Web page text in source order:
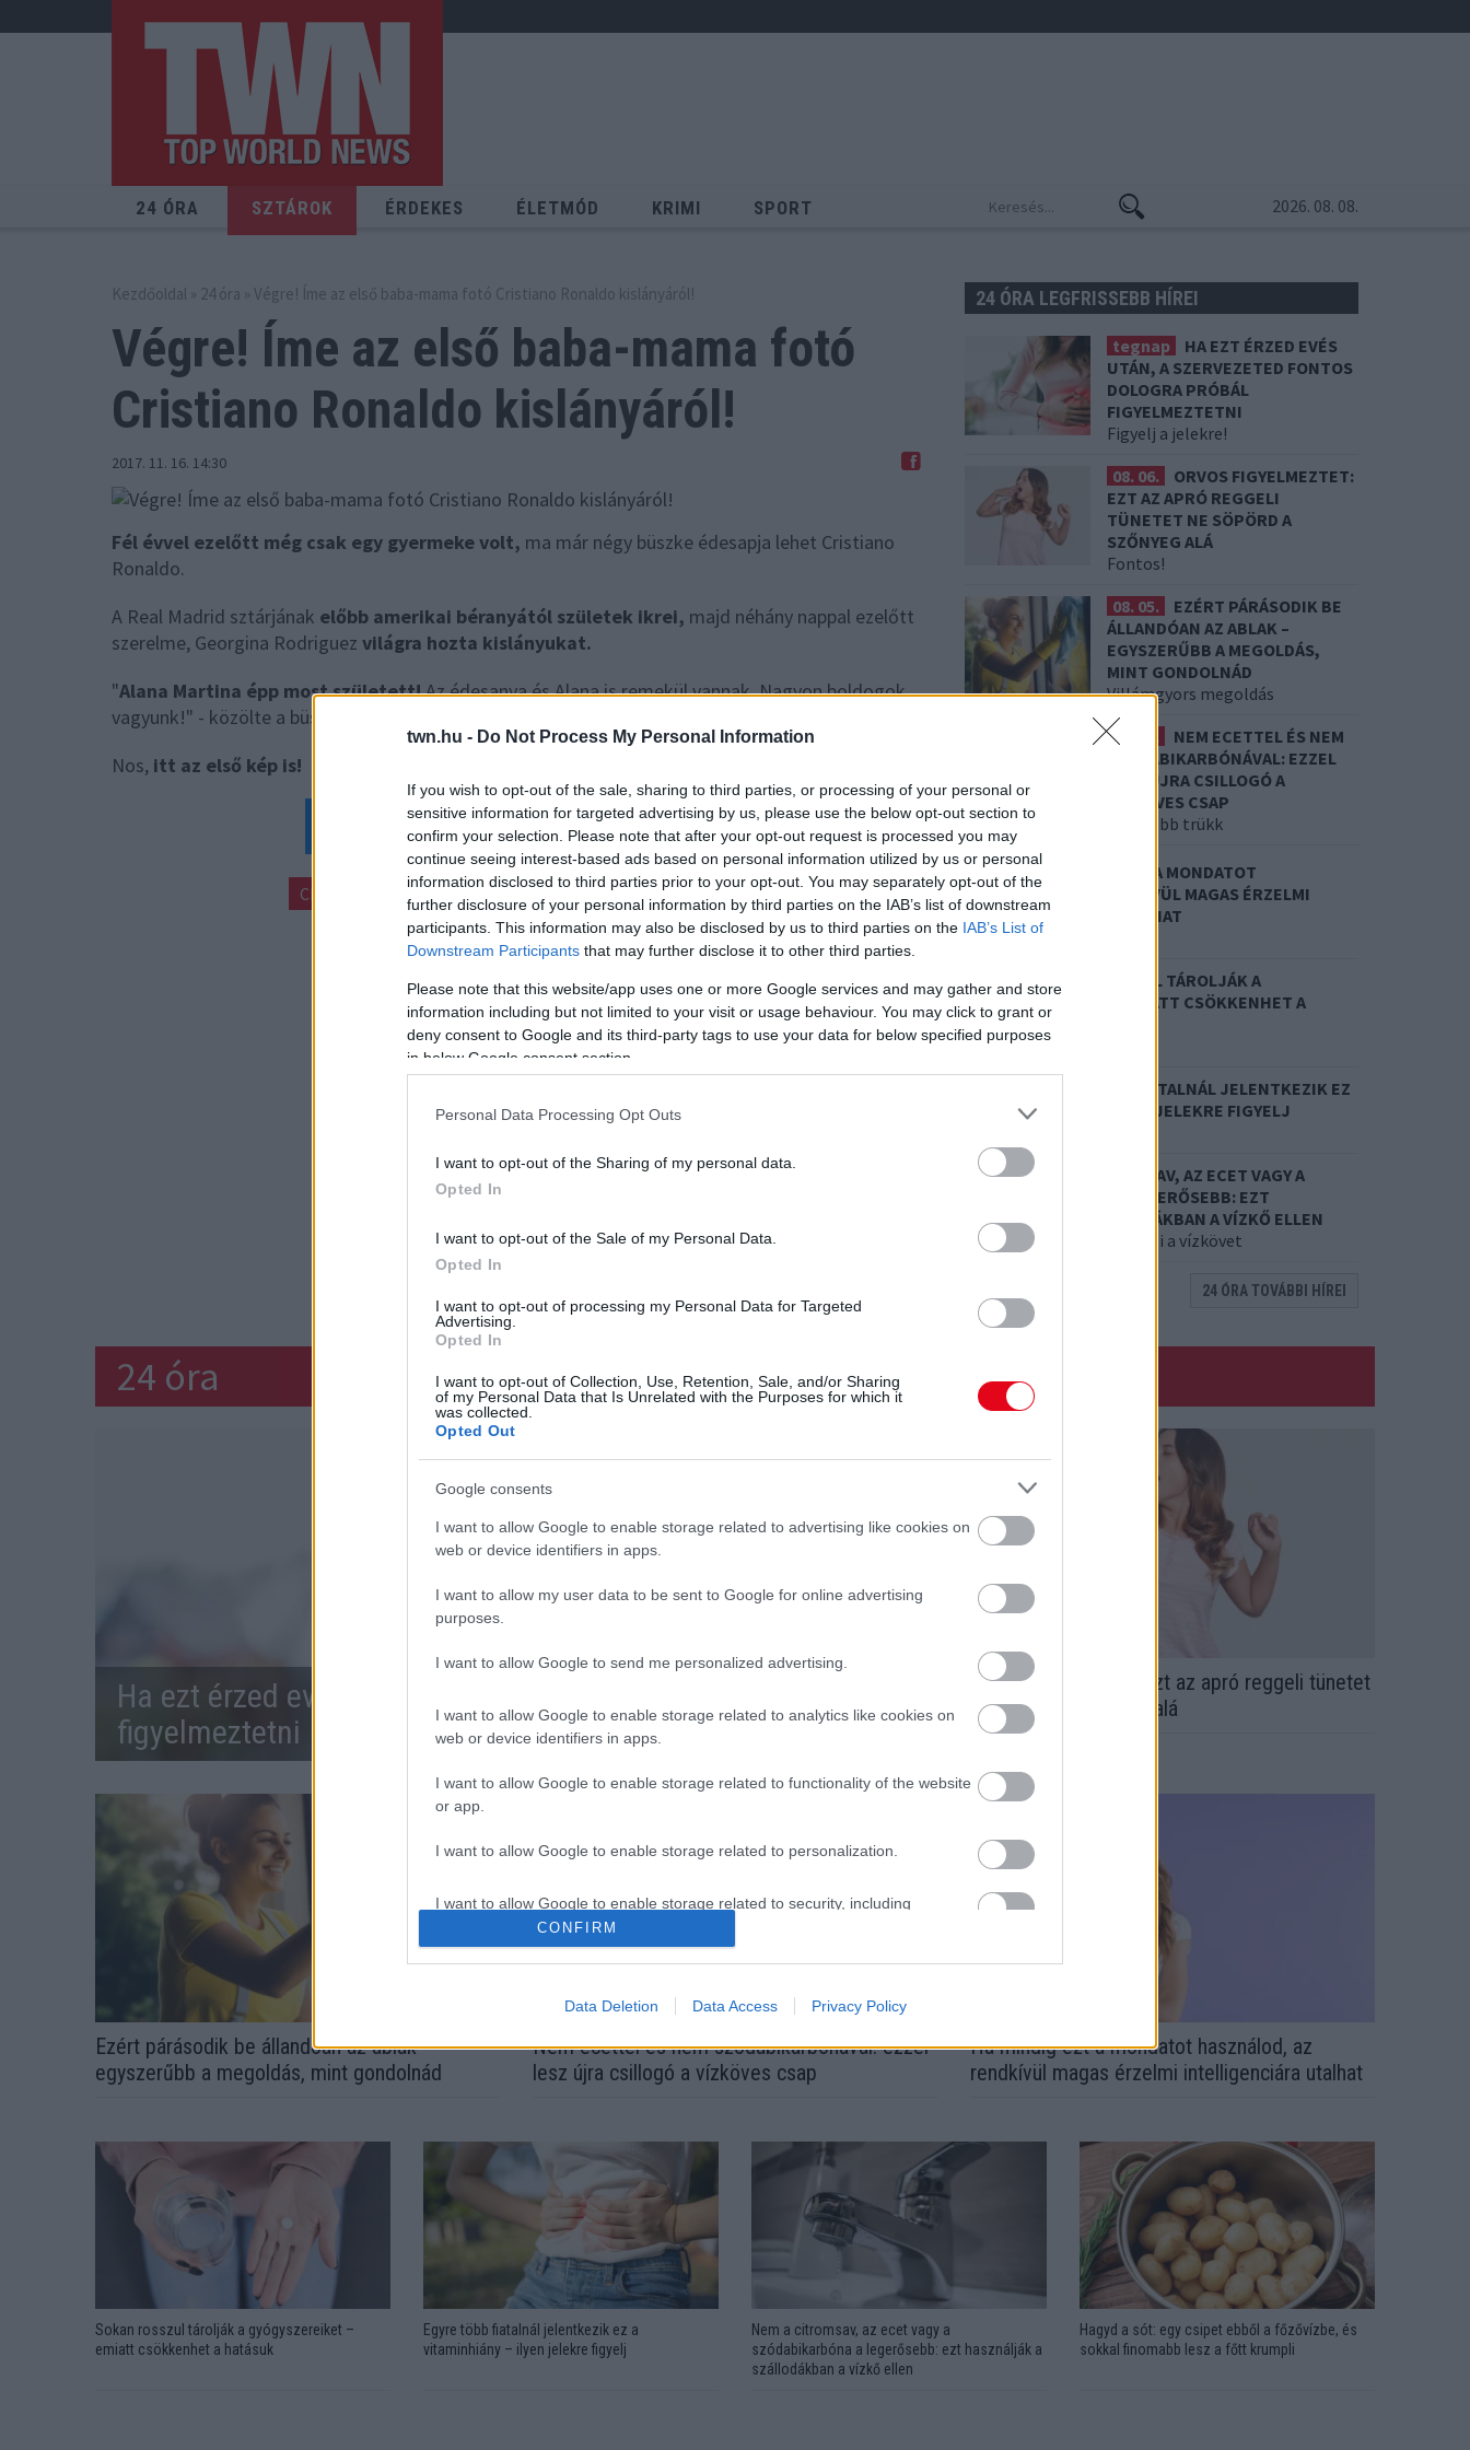
twn.hu - Do Not Process My Personal Information
If you wish to opt-out of the sale, sharing to third parties, or processing of your personal or
sensitive information for targeted advertising by us, please use the below opt-out section to
confirm your selection. Please note that after your opt-out request is processed you may
continue seeing interest-based ads based on personal information utilized by us or personal
information disclosed to third parties prior to your opt-out. You may separately opt-out of the
further disclosure of your personal information by third parties on the IAB’s list of downstream
participants. This information may also be disclosed by us to third parties on the IAB’s List of
Downstream Participants that may further disclose it to other third parties.
Please note that this website/app uses one or more Google services and may gather and store
information including but not limited to your visit or usage behaviour. You may click to grant or
deny consent to Google and its third-party tags to use your data for below specified purposes
in below Google consent section.
Personal Data Processing Opt Outs
I want to opt-out of the Sharing of my personal data.
Opted In
I want to opt-out of the Sale of my Personal Data.
Opted In
I want to opt-out of processing my Personal Data for Targeted
Advertising.
Opted In
I want to opt-out of Collection, Use, Retention, Sale, and/or Sharing
of my Personal Data that Is Unrelated with the Purposes for which it
was collected.
Opted Out
Google consents
I want to allow Google to enable storage related to advertising like cookies on
web or device identifiers in apps.
I want to allow my user data to be sent to Google for online advertising
purposes.
I want to allow Google to send me personalized advertising.
I want to allow Google to enable storage related to analytics like cookies on
web or device identifiers in apps.
I want to allow Google to enable storage related to functionality of the website
or app.
I want to allow Google to enable storage related to personalization.
I want to allow Google to enable storage related to security, including
authentication functionality and fraud prevention, and other user protection.
CONFIRM
Data Deletion Data Access Privacy Policy
24 ÓRA SZTÁROK ÉRDEKES ÉLETMÓD KRIMI SPORT 2026. 08. 08.
Kezdőoldal » 24 óra » Végre! Íme az első baba-mama fotó Cristiano Ronaldo kislányáról!
Végre! Íme az első baba-mama fotó
Cristiano Ronaldo kislányáról!
2017. 11. 16. 14:30
Fél évvel ezelőtt még csak egy gyermeke volt, ma már négy büszke édesapja lehet Cristiano
Ronaldo.
A Real Madrid sztárjának előbb amerikai béranyától születek ikrei, majd néhány nappal ezelőtt
szerelme, Georgina Rodriguez világra hozta kislányukat.
"Alana Martina épp most született!Az édesanya és Alana is remekül vannak. Nagyon boldogok
vagyunk!" - közölte a büszke apa a szülőszobáról.
Nos, itt az első kép is!
Kattints a cuki baba-mama fotóért!
CRISTIANO RONALDO BABA GEORGINA RODRIGUEZ
24 ÓRA LEGFRISSEBB HÍREI
tegnap
HA EZT ÉRZED EVÉS
UTÁN, A SZERVEZETED FONTOS
DOLOGRA PRÓBÁL
FIGYELMEZTETNI
Figyelj a jelekre!
08. 06.
ORVOS FIGYELMEZTET:
EZT AZ APRÓ REGGELI
TÜNETET NE SÖPÖRD A
SZŐNYEG ALÁ
Fontos!
08. 05.
EZÉRT PÁRÁSODIK BE
ÁLLANDÓAN AZ ABLAK –
EGYSZERŰBB A MEGOLDÁS,
MINT GONDOLNÁD
Villámgyors megoldás
08. 04.
NEM ECETTEL ÉS NEM
SZÓDABIKARBÓNÁVAL: EZZEL
LESZ ÚJRA CSILLOGÓ A
VÍZKÖVES CSAP
A legjobb trükk
08. 03.
HA MINDIG EZT A MONDATOT
HASZNÁLOD, AZ RENDKÍVÜL MAGAS ÉRZELMI
INTELLIGENCIÁRA UTALHAT
Te szoktad?
08. 02.
SOKAN ROSSZUL TÁROLJÁK A
GYÓGYSZEREIKET – EMIATT CSÖKKENHET A
HATÁSUK
Érdemes odafigyelni rá
EGYRE TÖBB FIATALNÁL JELENTKEZIK EZ
A VITAMINHIÁNY – ILYEN JELEKRE FIGYELJ
07. 31.
NEM A CITROMSAV, AZ ECET VAGY A
SZÓDABIKARBÓNA A LEGERŐSEBB: EZT
HASZNÁLJÁK A SZÁLLODÁKBAN A VÍZKŐ ELLEN
Ez a szer tényleg eltünteti a vízkövet
24 ÓRA TOVÁBBI HÍREI
24 óra
Ha ezt érzed evés után, a szervezeted fontos dologra próbál
figyelmeztetni
Orvos figyelmeztet: ezt az apró reggeli tünetet
ne söpörd a szőnyeg alá
Ezért párásodik be állandóan az ablak –
egyszerűbb a megoldás, mint gondolnád
Nem ecettel és nem szódabikarbónával: ezzel
lesz újra csillogó a vízköves csap
Ha mindig ezt a mondatot használod, az
rendkívül magas érzelmi intelligenciára utalhat
Sokan rosszul tárolják a gyógyszereiket –
emiatt csökkenhet a hatásuk
Egyre több fiatalnál jelentkezik ez a
vitaminhiány – ilyen jelekre figyelj
Nem a citromsav, az ecet vagy a
szódabikarbóna a legerősebb: ezt használják a
szállodákban a vízkő ellen
Hagyd a sót: egy csipet ebből a főzővízbe, és
sokkal finomabb lesz a főtt krumpli